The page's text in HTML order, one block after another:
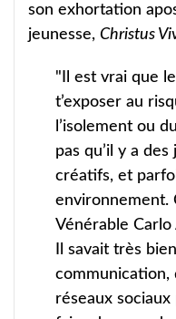
son exhortation
jeunesse, Christus
"Il est vrai que
t’exposer au
l’isolement ou
pas qu’il y a
créatifs, et
environnement.
Vénérable Carlo
Il savait très
communication,
réseaux